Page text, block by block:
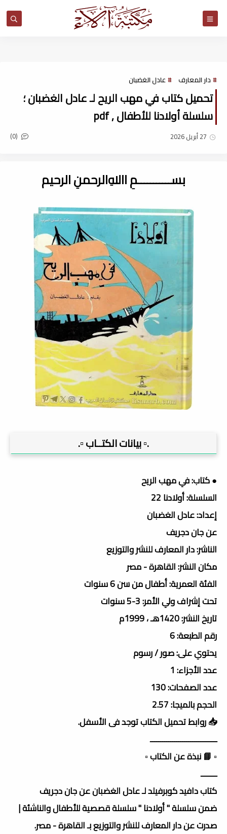
دار المعارف عادل الغضبان
تحميل كتاب في مهب الريح لـ عادل الغضبان ؛
سلسلة أولادنا للأطفال , pdf
27 أبريل 2026 (0)
بســـــــــــمِ اﷲِالرحمنِ الرحيم
.▫️ بيانات الكتــاب ▫️.
● كتاب: في مهب الريح
السلسلة: أولادنا 22
إعداد: عادل الغضبان
عن جان دجريف
الناشر: دار المعارف للنشر والتوزيع
مكان النشر: القاهرة - مصر
الفئة العمرية: أطفال من سن 6 سنوات
تحت إشراف ولي الأمر: 3-5 سنوات
تاريخ النشر: 1420هـ ، 1999م
رقم الطبعة: 6
يحتوي على: صور / رسوم
عدد الأجزاء: 1
عدد الصفحات: 130
الحجم بالميجا: 2.57
📥 روابط تحميل الكتاب توجد فى الأسفل.
ـــــــــــــــــــــــــــــــــ
▫️ 📘 نبذة عن الكتاب ▫️
ــــــــ
كتاب دافيد كوبرفيلد لـ عادل الغضبان عن جان دجريف
ضمن سلسلة " أولادنا " سلسلة قصصية للأطفال والناشئة |
صدرت عن دار المعارف للنشر والتوزيع بـ القاهرة - مصر.